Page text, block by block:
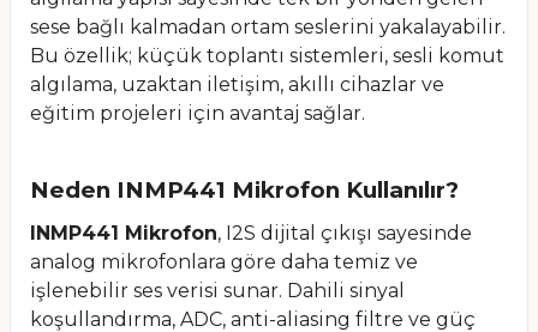
sese bağlı kalmadan ortam seslerini yakalayabilir.
Bu özellik; küçük toplantı sistemleri, sesli komut
algılama, uzaktan iletişim, akıllı cihazlar ve
eğitim projeleri için avantaj sağlar.
Neden INMP441 Mikrofon Kullanılır?
INMP441 Mikrofon, I2S dijital çıkışı sayesinde
analog mikrofonlara göre daha temiz ve
işlenebilir ses verisi sunar. Dahili sinyal
koşullandırma, ADC, anti-aliasing filtre ve güç